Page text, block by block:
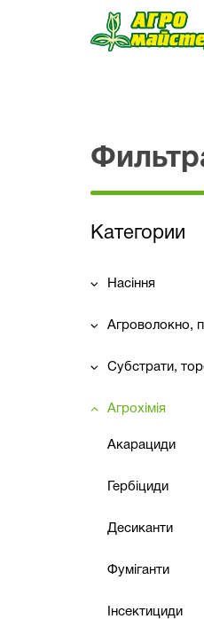
Категории
Насіння
Агроволокно,
Субстрати,
Агрохімія
Акарациди
Гербіциди
Десиканти
Фуміганти
Інсектициди